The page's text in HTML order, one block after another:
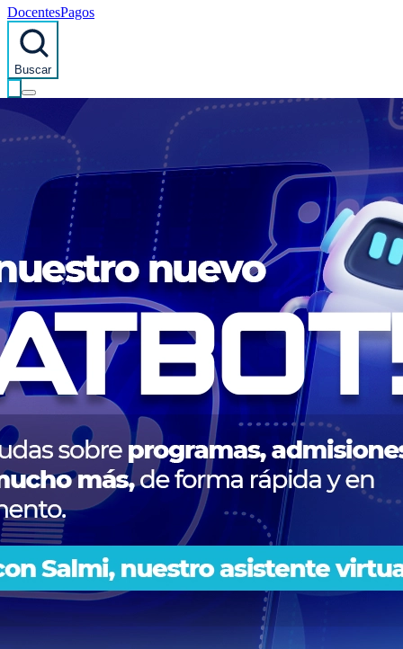
DocentesPagos
Buscar